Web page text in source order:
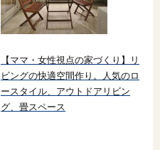
【ママ・女性視点の家づくり】リ
ビングの快適空間作り。人気のロ
ースタイル、アウトドアリビン
グ、畳スペース